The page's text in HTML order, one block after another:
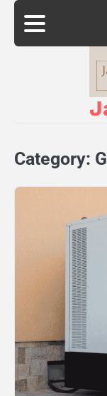
Skip
content
Category: